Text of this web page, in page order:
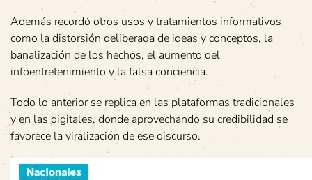
Además recordó otros usos y tratamientos informativos
como la distorsión deliberada de ideas y conceptos, la
banalización de los hechos, el aumento del
infoentretenimiento y la falsa conciencia.
Todo lo anterior se replica en las plataformas tradicionales
y en las digitales, donde aprovechando su credibilidad se
favorece la viralización de ese discurso.